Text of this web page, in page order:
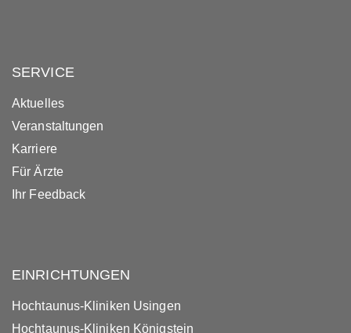
SERVICE
Aktuelles
Veranstaltungen
Karriere
Für Ärzte
Ihr Feedback
EINRICHTUNGEN
Hochtaunus-Kliniken Usingen
Hochtaunus-Kliniken Königstein